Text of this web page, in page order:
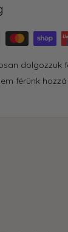
dolgozzuk
férünk